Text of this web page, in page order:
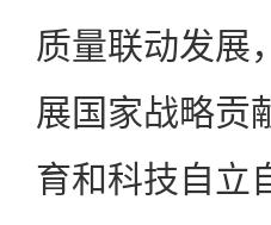
质量联动发展
展国家战略贡
育和科技自立